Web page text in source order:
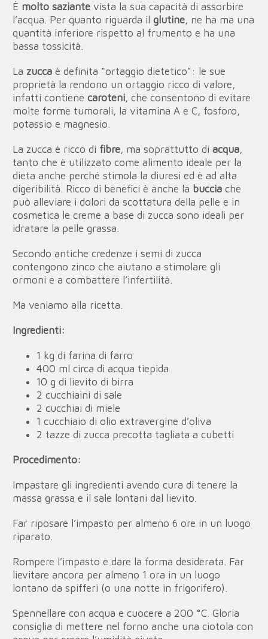
È molto saziante vista la sua capacità di assorbire
l’acqua. Per quanto riguarda ilglutine, ne ha ma una
quantità inferiore rispetto al frumento e ha una
bassa tossicità.
La zucca è definita “ortaggio dietetico”: le sue
proprietà la rendono un ortaggio ricco di valore,
infatti contienecaroteni, che consentono di evitare
molte forme tumorali, la vitamina A e C, fosforo,
potassio e magnesio.
La zucca è ricco di fibre, ma soprattutto diacqua,
tanto che è utilizzato come alimento ideale per la
dieta anche perché stimola la diuresi ed è ad alta
digeribilità. Ricco di benefici è anche la buccia che
può alleviare i dolori da scottatura della pelle e in
cosmetica le creme a base di zucca sono ideali per
idratare la pelle grassa.
Secondo antiche credenze i semi di zucca
contengono zinco che aiutano a stimolare gli
ormoni e a combattere l’infertilità.
Ma veniamo alla ricetta.
Ingredienti:
1 kg di farina di farro
400 ml circa di acqua tiepida
10 g di lievito di birra
2 cucchiaini di sale
2 cucchiai di miele
1 cucchiaio di olio extravergine d’oliva
2 tazze di zucca precotta tagliata a cubetti
Procedimento:
Impastare gli ingredienti avendo cura di tenere la
massa grassa e il sale lontani dal lievito.
Far riposare l’impasto per almeno 6 ore in un luogo
riparato.
Rompere l’impasto e dare la forma desiderata. Far
lievitare ancora per almeno 1 ora in un luogo
lontano da spifferi (o una notte in frigorifero).
Spennellare con acqua e cuocere a 200 °C. Gloria
consiglia di mettere nel forno anche una ciotola con